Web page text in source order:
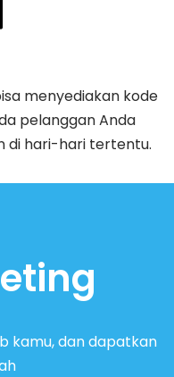
menyediakan kode
pelanggan Anda
di hari-hari tertentu.
kamu, dan dapatkan